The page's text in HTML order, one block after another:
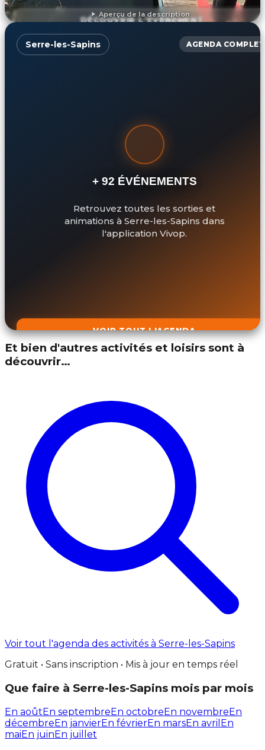
Aperçu de la description
DÉCOUVRIR L'ÉVÉNEMENT
Serre-les-Sapins AGENDA COMPLET
+ 92 ÉVÉNEMENTS
Retrouvez toutes les sorties et
animations à Serre-les-Sapins dans
l'application Vivop.
VOIR TOUT L'AGENDA
Et bien d'autres activités et loisirs sont à
découvrir…
Voir tout l'agenda des activités à Serre-les-Sapins
Gratuit • Sans inscription • Mis à jour en temps réel
Que faire à Serre-les-Sapins mois par mois
En aoûtEn septembreEn octobreEn novembreEn
décembreEn janvierEn févrierEn marsEn avril En
maiEn juinEn juillet